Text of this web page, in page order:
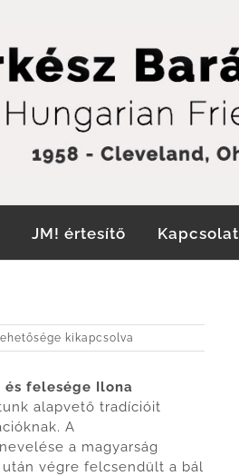
JM! értesítő Kapcsolat
kikapcsolva
és felesége Ilona
alapvető tradícióit
A
a magyarság
végre felcsendült a bál